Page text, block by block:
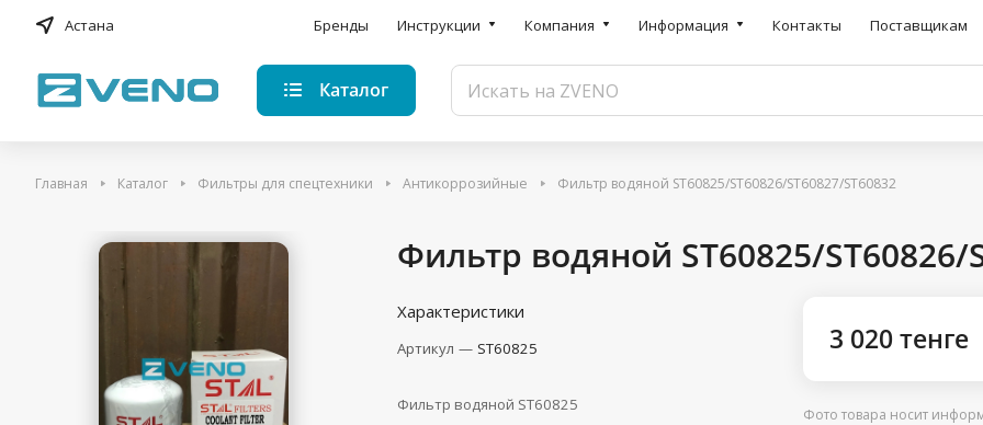
Астана Бренды Инструкции Компания Информация Контакты Поставщикам
Каталог
Главная Каталог Фильтры для спецтехники Антикоррозийные Фильтр водяной ST60825/ST60826/ST60827/ST60832
Фильтр водяной ST60825/ST60826/
Характеристики
Артикул — ST60825
Фильтр водяной ST60825
3 020 тенге
Фото товара носит